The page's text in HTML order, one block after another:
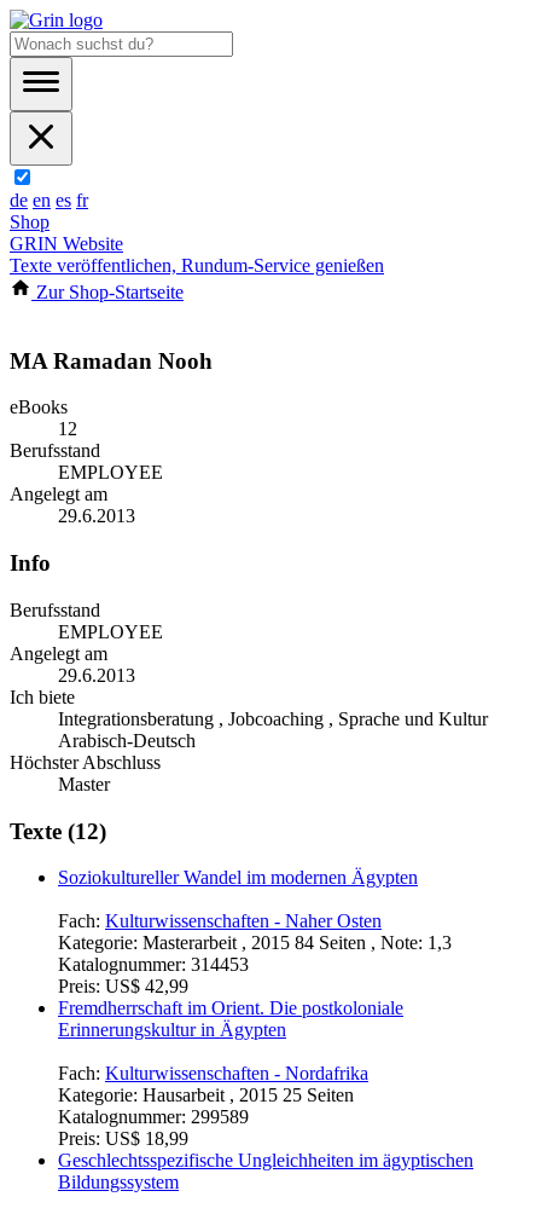
de en es fr
Shop
GRIN Website
Texte veröffentlichen, Rundum-Service genießen
Zur Shop-Startseite
MA Ramadan Nooh
eBooks
12
Berufsstand
EMPLOYEE
Angelegt am
29.6.2013
Info
Berufsstand
EMPLOYEE
Angelegt am
29.6.2013
Ich biete
Integrationsberatung , Jobcoaching , Sprache und Kultur
Arabisch-Deutsch
Höchster Abschluss
Master
Texte (12)
Soziokultureller Wandel im modernen Ägypten
Fach: Kulturwissenschaften - Naher Osten
Kategorie: Masterarbeit , 2015 84 Seiten , Note: 1,3
Katalognummer: 314453
Preis: US$ 42,99
Fremdherrschaft im Orient. Die postkoloniale
Erinnerungskultur in Ägypten
Fach: Kulturwissenschaften - Nordafrika
Kategorie: Hausarbeit , 2015 25 Seiten
Katalognummer: 299589
Preis: US$ 18,99
Geschlechtsspezifische Ungleichheiten im ägyptischen
Bildungssystem